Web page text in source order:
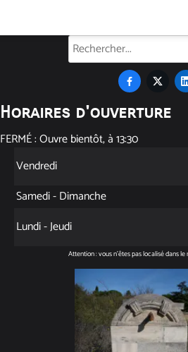
  
Horaires d'ouverture
FERMÉ : Ouvre bientôt, à 13:30
Vendredi
Samedi - Dimanche
Lundi - Jeudi
Attention : vous n'êtes pas localisé dans